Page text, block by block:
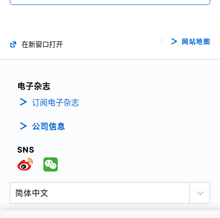
在新窗口打开 网站地图
电子杂志
订阅电子杂志
公司信息
SNS